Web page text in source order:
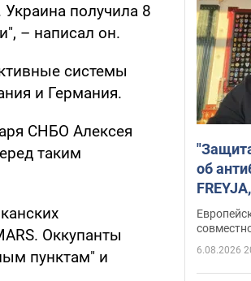
Украина получила 8
– написал он.
системы
и Германия.
СНБО Алексея
таким
Оккупанты
пунктам" и
об
6.08.2026